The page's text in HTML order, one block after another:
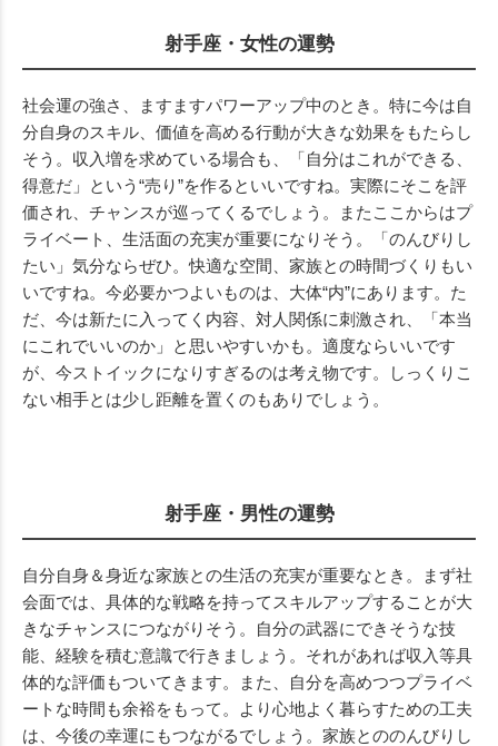
射手座・女性の運勢
社会運の強さ、ますますパワーアップ中のとき。特に今は自
分自身のスキル、価値を高める行動が大きな効果をもたらし
そう。収入増を求めている場合も、「自分はこれができる、
得意だ」という“売り”を作るといいですね。実際にそこを評
価され、チャンスが巡ってくるでしょう。またここからはプ
ライベート、生活面の充実が重要になりそう。「のんびりし
たい」気分ならぜひ。快適な空間、家族との時間づくりもい
いですね。今必要かつよいものは、大体“内”にあります。た
だ、今は新たに入ってく内容、対人関係に刺激され、「本当
にこれでいいのか」と思いやすいかも。適度ならいいです
が、今ストイックになりすぎるのは考え物です。しっくりこ
ない相手とは少し距離を置くのもありでしょう。
射手座・男性の運勢
自分自身＆身近な家族との生活の充実が重要なとき。まず社
会面では、具体的な戦略を持ってスキルアップすることが大
きなチャンスにつながりそう。自分の武器にできそうな技
能、経験を積む意識で行きましょう。それがあれば収入等具
体的な評価もついてきます。また、自分を高めつつプライベ
ートな時間も余裕をもって。より心地よく暮らすための工夫
は、今後の幸運にもつながるでしょう。家族とののんびりし